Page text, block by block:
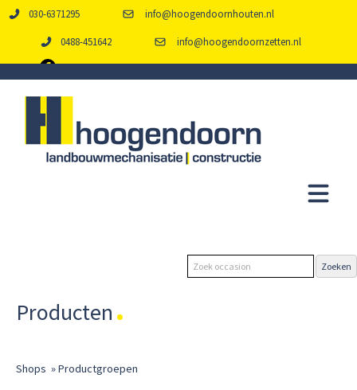
030-6371295 info@hoogendoornhouten.nl
0488-451642 info@hoogendoornzetten.nl
Producten
Shops »Productgroepen